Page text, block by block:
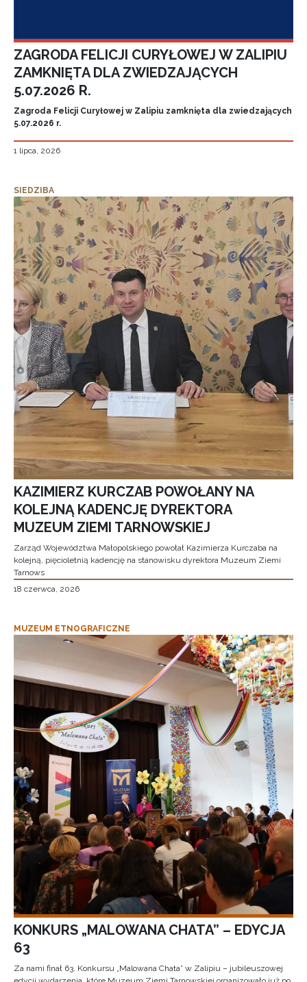
ZAGRODA FELICJI CURYŁOWEJ W ZALIPIU
ZAMKNIĘTA DLA ZWIEDZAJĄCYCH
5.07.2026 R.
Zagroda Felicji Curyłowej w Zalipiu zamknięta dla zwiedzających
5.07.2026 r.
1 lipca, 2026
SIEDZIBA
KAZIMIERZ KURCZAB POWOŁANY NA
KOLEJNĄ KADENCJĘ DYREKTORA
MUZEUM ZIEMI TARNOWSKIEJ
Zarząd Województwa Małopolskiego powołał Kazimierza Kurczaba na
kolejną, pięcioletnią kadencję na stanowisku dyrektora Muzeum Ziemi
Tarnows
18 czerwca, 2026
MUZEUM ETNOGRAFICZNE
KONKURS „MALOWANA CHATA” – EDYCJA
63
Za nami finał 63. Konkursu „Malowana Chata” w Zalipiu – jubileuszowej